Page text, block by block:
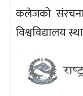
कलेजको
विश्वविद्यालय